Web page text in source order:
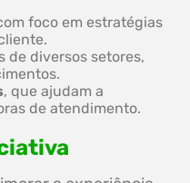
foco em estratégias
de diversos setores,
, que ajudam a
de atendimento.